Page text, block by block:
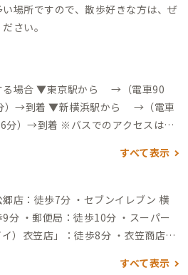
場所ですので、散歩好きな方は、ぜ
さい。
る場合 ▼東京駅から →（電車90
）→到着 ▼新横浜駅から →（電車
）→到着 ※バスでのアクセスは、
すべて表示
店：徒歩7分 ・セブンイレブン 横
分 ・郵便局：徒歩10分 ・スーパー
）衣笠店」：徒歩8分 ・衣笠商店
すべて表示